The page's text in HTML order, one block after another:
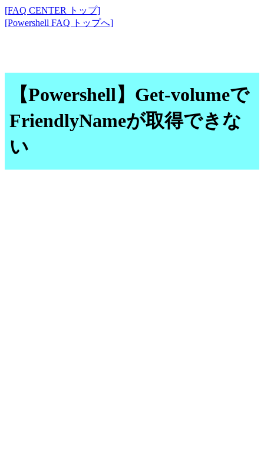
[FAQ CENTER トップ]
[Powershell FAQ トップへ]
【Powershell】Get-volumeで
FriendlyNameが取得できな
い